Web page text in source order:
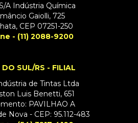
A Indústria Química
Gaiolli, 725
CEP 07251-250
- (11) 2088-9200
DO SUL/RS - FILIAL
de Tintas Ltda
Luis Benetti, 651
PAVILHAO A
Nova - CEP: 95.112-483